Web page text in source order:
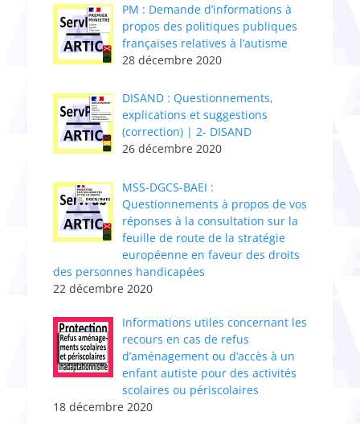
PM : Demande d’informations à
propos des politiques publiques
françaises relatives à l’autisme
28 décembre 2020
DISAND : Questionnements,
explications et suggestions
(correction) | 2- DISAND
26 décembre 2020
MSS-DGCS-BAEI :
Questionnements à propos de vos
réponses à la consultation sur la
feuille de route de la stratégie
européenne en faveur des droits
des personnes handicapées
22 décembre 2020
Informations utiles concernant les
recours en cas de refus
d’aménagement ou d’accès à un
enfant autiste pour des activités
scolaires ou périscolaires
18 décembre 2020